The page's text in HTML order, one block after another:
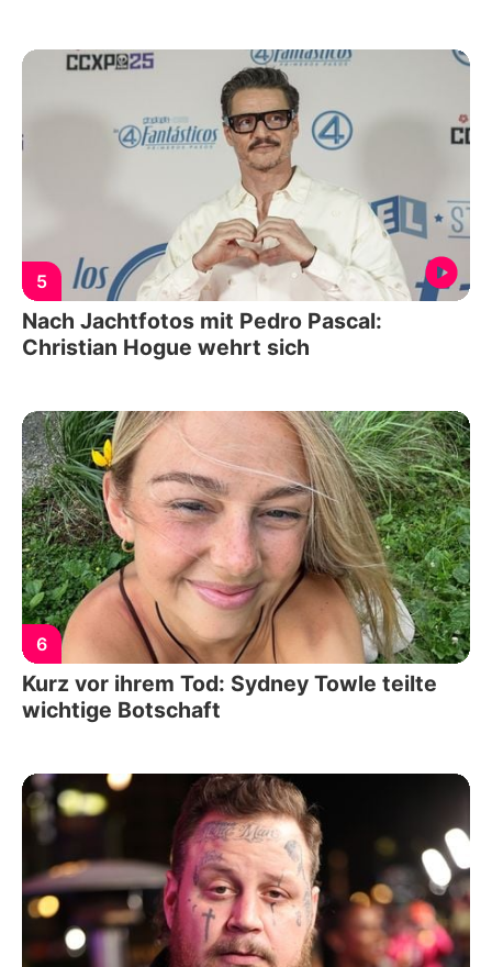
5
Nach Jachtfotos mit Pedro Pascal:
Christian Hogue wehrt sich
6
Kurz vor ihrem Tod: Sydney Towle teilte
wichtige Botschaft